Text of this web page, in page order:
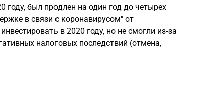
году, был продлен на один год до четырех
в связи с коронавирусом" от
в 2020 году, но не смогли из-за
налоговых последствий (отмена,